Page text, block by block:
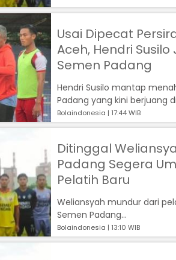
Usai Dipecat
Aceh, Hendri
Semen Padang
Hendri Susilo mantap
Padang yang kini berjuang di
Bolaindonesia | 17:44 WIB
Ditinggal
Padang Segera
Pelatih Baru
Weliansyah mundur dari
Semen Padang...
Bolaindonesia | 13:10 WIB